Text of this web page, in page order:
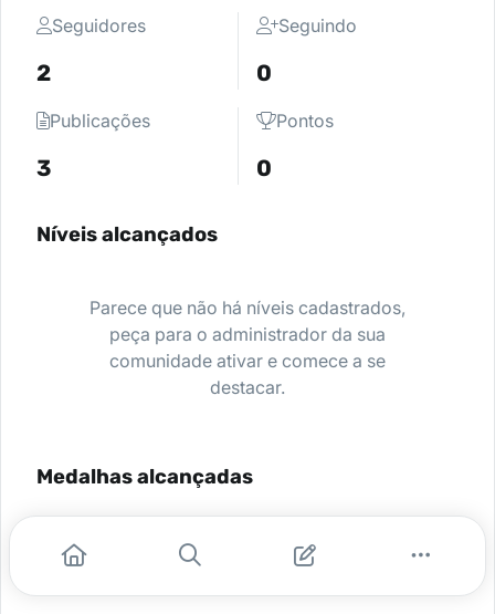
Seguidores
2
Seguindo
0
Publicações
3
Pontos
0
Níveis alcançados
Parece que não há níveis cadastrados,
peça para o administrador da sua
comunidade ativar e comece a se
destacar.
Medalhas alcançadas
Nenhuma medalha encontrada